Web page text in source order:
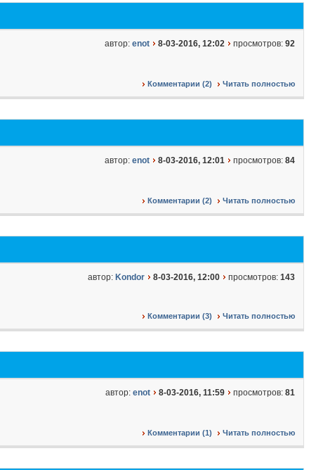
автор: enot 8-03-2016, 12:02 просмотров: 92
Комментарии (2) Читать полностью
автор: enot 8-03-2016, 12:01 просмотров: 84
Комментарии (2) Читать полностью
автор: Kondor 8-03-2016, 12:00 просмотров: 143
Комментарии (3) Читать полностью
автор: enot 8-03-2016, 11:59 просмотров: 81
Комментарии (1) Читать полностью